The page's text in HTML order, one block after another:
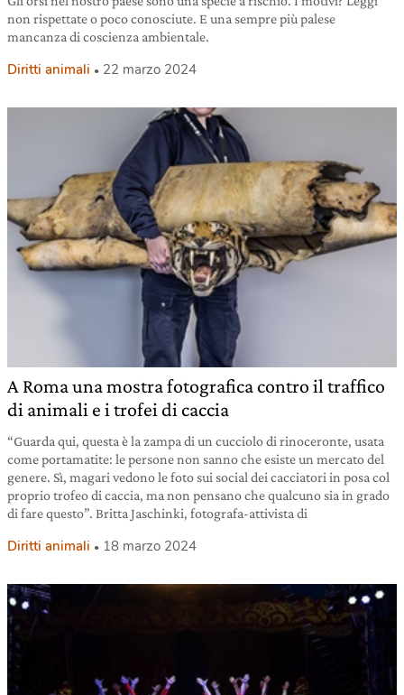
non rispettate o poco conosciute. E una sempre più palese
mancanza di coscienza ambientale.
Diritti animali 22 marzo 2024
A Roma una mostra fotografica contro il traffico
di animali e i trofei di caccia
“Guarda qui, questa è la zampa di un cucciolo di rinoceronte, usata
come portamatite: le persone non sanno che esiste un mercato del
genere. Sì, magari vedono le foto sui social dei cacciatori in posa col
proprio trofeo di caccia, ma non pensano che qualcuno sia in grado
di fare questo”. Britta Jaschinki, fotografa-attivista di
Diritti animali 18 marzo 2024